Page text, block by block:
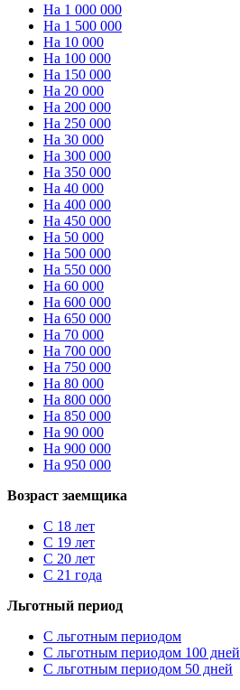
На 1 000 000
На 1 500 000
На 10 000
На 100 000
На 150 000
На 20 000
На 200 000
На 250 000
На 30 000
На 300 000
На 350 000
На 40 000
На 400 000
На 450 000
На 50 000
На 500 000
На 550 000
На 60 000
На 600 000
На 650 000
На 70 000
На 700 000
На 750 000
На 80 000
На 800 000
На 850 000
На 90 000
На 900 000
На 950 000
Возраст заемщика
С 18 лет
С 19 лет
С 20 лет
С 21 года
Льготный период
С льготным периодом
С льготным периодом 100 дней
С льготным периодом 50 дней